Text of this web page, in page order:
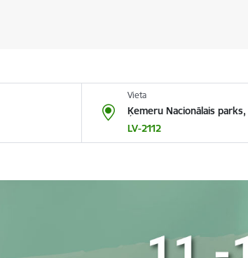
Vieta
Ķemeru Nacionālais parks,
LV-2112